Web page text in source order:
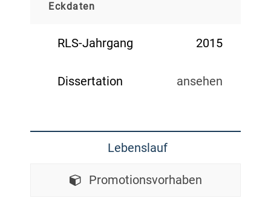
Eckdaten
RLS-Jahrgang 2015
Dissertation ansehen
Lebenslauf
Promotionsvorhaben